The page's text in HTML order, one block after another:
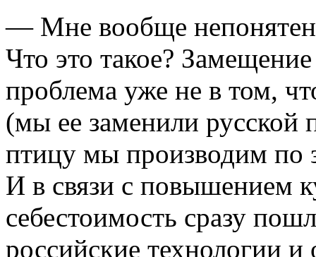
— Мне вообще
Что это такое?
проблема уже не в том,
(мы ее заменили русской
птицу мы производим по
И в связи с повышением
себестоимость сразу
российские технологии и